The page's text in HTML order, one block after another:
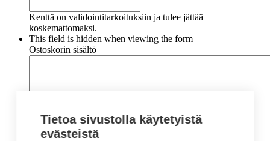
Kenttä on validointitarkoituksiin ja tulee jättää
koskemattomaksi.
This field is hidden when viewing the form
Ostoskorin sisältö
Tietoa sivustolla käytetyistä
evästeistä